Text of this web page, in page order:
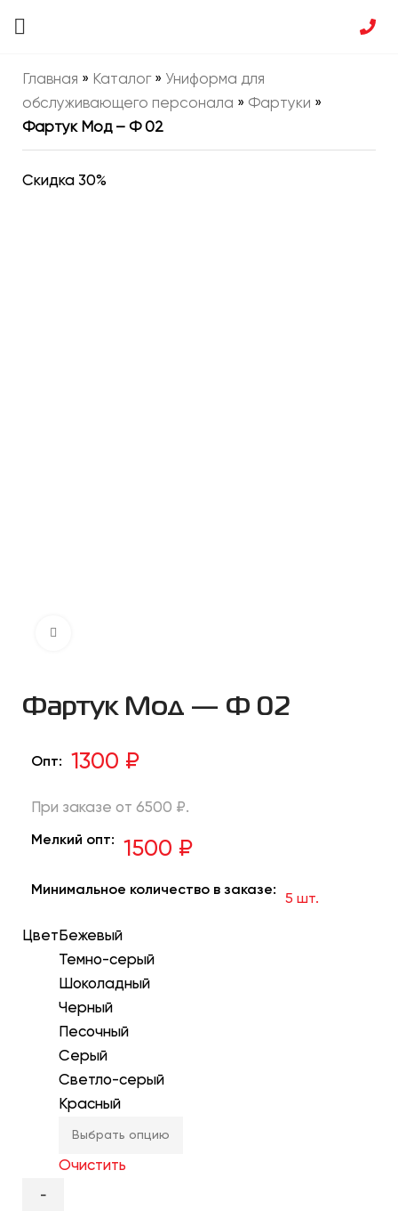
Главная » Каталог» Униформа для
обслуживающего персонала » Фартуки »
Фартук Мод – Ф 02
Скидка 30%
Фартук Мод — Ф 02
Опт: 1300 ₽
При заказе от 6500 ₽.
Мелкий опт: 1500 ₽
Минимальное количество в заказе:
5 шт.
Цвет Бежевый
Темно-серый
Шоколадный
Черный
Песочный
Серый
Светло-серый
Красный
Очистить